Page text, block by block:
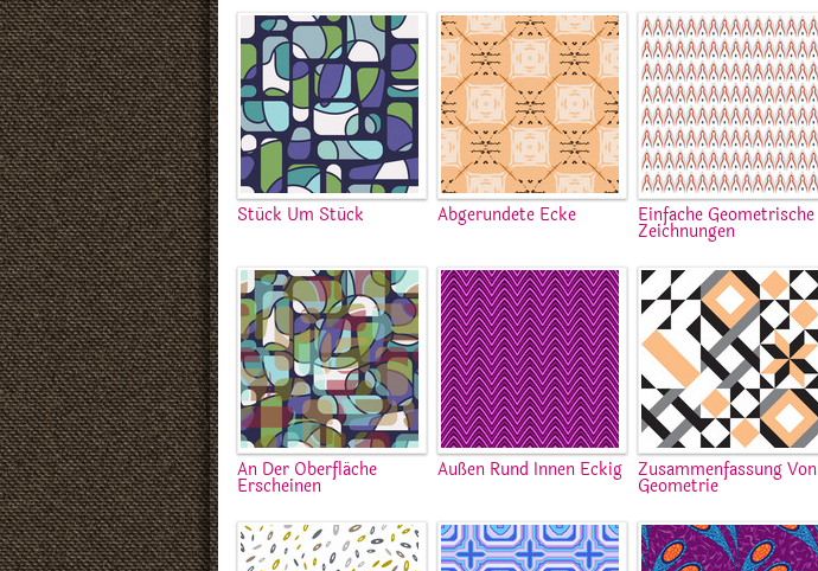
Stück Um Stück Abgerundete Ecke Einfache Geometrische
Zeichnungen
An Der Oberfläche
Erscheinen
Außen Rund Innen Eckig Zusammenfassung Von
Geometrie